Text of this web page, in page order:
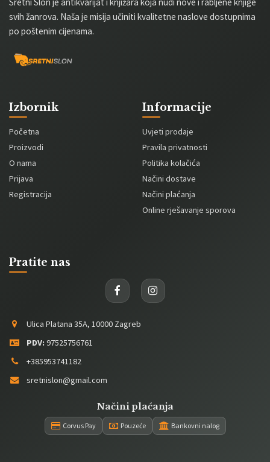
svih žanrova. Naša je misija učiniti kvalitetne naslove dostupnima
po poštenim cijenama.
Izbornik
Početna
Proizvodi
O nama
Prijava
Registracija
Informacije
Uvjeti prodaje
Pravila privatnosti
Politika kolačića
Načini dostave
Načini plaćanja
Online rješavanje sporova
Pratite nas
Ulica Platana 35A, 10000 Zagreb
PDV: 97525756761
+385953741182
sretnislon@gmail.com
Načini plaćanja
Corvus Pay Pouzeće Bankovni nalog